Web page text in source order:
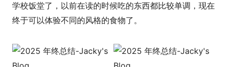
学校饭堂了，以前在读的时候吃的东西都比较单调，现在
终于可以体验不同的风格的食物了。